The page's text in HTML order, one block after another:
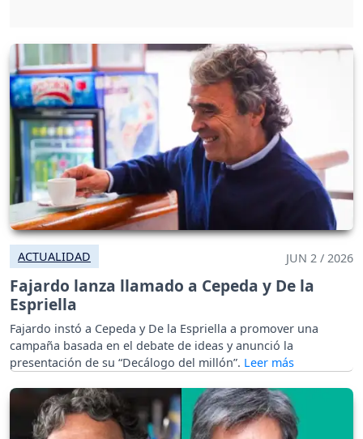
ACTUALIDAD JUN 2 / 2026
Fajardo lanza llamado a Cepeda y De la
Espriella
Fajardo instó a Cepeda y De la Espriella a promover una
campaña basada en el debate de ideas y anunció la
presentación de su “Decálogo del millón”.